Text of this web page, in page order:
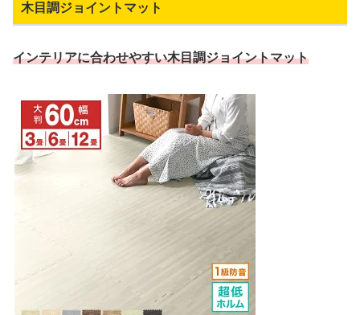
木目調ジョイントマット
インテリアに合わせやすい木目調ジョイントマット